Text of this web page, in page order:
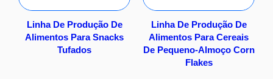
Linha De Produção De
Alimentos Para Snacks
Tufados
Linha De Produção De
Alimentos Para Cereais
De Pequeno-Almoço Corn
Flakes